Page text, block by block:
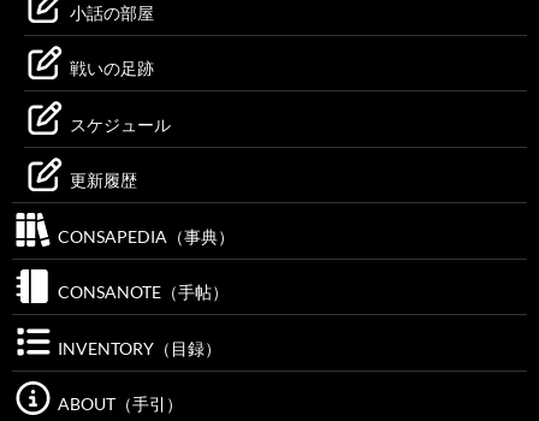
小話の部屋
戦いの足跡
スケジュール
更新履歴
CONSAPEDIA（事典）
CONSANOTE（手帖）
INVENTORY（目録）
ABOUT（手引）